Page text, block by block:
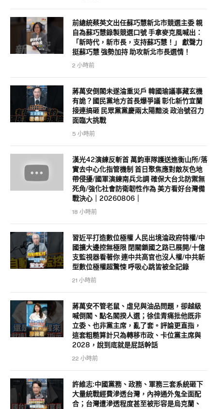
前總統蔡英文出任蘇巧慧新北市競選主委 親
自為蘇巧慧錄製競選口號 手拿麥克風喊出：
「新時代，新市長，支持蘇巧慧！」 獻聲力
挺蘇巧慧 強勢加持 助攻新北市長選情！
2 小時前
蔣萬安倒閣未遂淪重災戶 韓國瑜議事藏玄機
有詭？國民黨地方首長爆爭議 彰化新竹宜蘭
接連搞砸 民眾黨黨慶兩太陽黯淡 政治號召力
面臨大挑戰
5 小時前
漢光42演練反斬首 萬鈞車隊護送進衡山所/落
實去中心化指管機制 首日聚焦應對敵灰色地
帶侵擾/國軍演練南兵北調 確保大台北防禦無
死角/強化社會防衛韌性作為 美方看好台灣備
戰決心｜20260806｜
18 小時前
習近平打造數位極權 人民出境淪政府特權/中
國擴大邊控無極限 閉關鎖國之路已展開/十億
支監視器看著你 連中共高官也沒人權/中共新
型數位極權超驚悚 呼吸心跳皆被全記錄
21 小時前
蔣萬安不管老鼠、虐兒與油品問題，卻越級
喊倒閣、點名閣揆人選；徐佳青痛批他既非
立委、也非黨主席，亂了套。評論更直指，
這套粗糙算計只為轉移市政、卡位黨主席與
2028，說到底就是屁話幹話
22 小時前
許維志:中國黨務、政務、軍務三套系統砸下
大量統戰經費滲透台灣，內神通外鬼全面配
合；台灣遭滲透程度甚至被形容是烏克蘭、